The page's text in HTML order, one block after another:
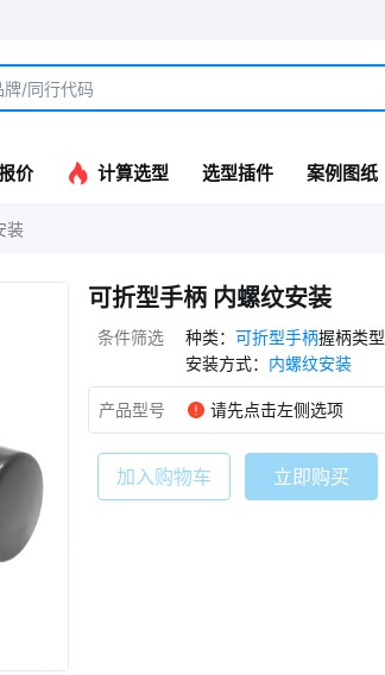
价 计算选型 选型插件 案例图纸
装
可折型手柄 内螺纹安装
条件筛选 种类： 可折型手柄握柄类型
安装方式： 内螺纹安装
产品型号 请先点击左侧选项
加入购物车 立即购买